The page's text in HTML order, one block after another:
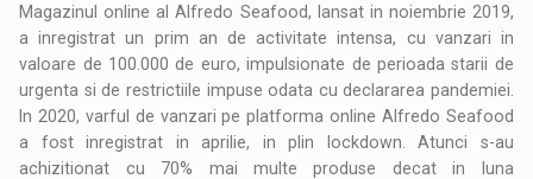
Magazinul online al Alfredo Seafood, lansat in noiembrie 2019,
a inregistrat un prim an de activitate intensa, cu vanzari in
valoare de 100.000 de euro, impulsionate de perioada starii de
urgenta si de restrictiile impuse odata cu declararea pandemiei.
In 2020, varful de vanzari pe platforma online Alfredo Seafood
a fost inregistrat in aprilie, in plin lockdown. Atunci s-au
achizitionat cu 70% mai multe produse decat in luna